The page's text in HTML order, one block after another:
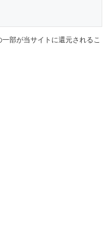
部が当サイトに還元されるこ